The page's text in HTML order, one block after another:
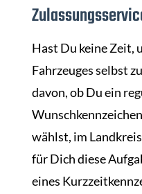
Hast Du keine Zeit,
Fahrzeuges selbst
davon, ob Du ein
wählst, im
für Dich diese
eines